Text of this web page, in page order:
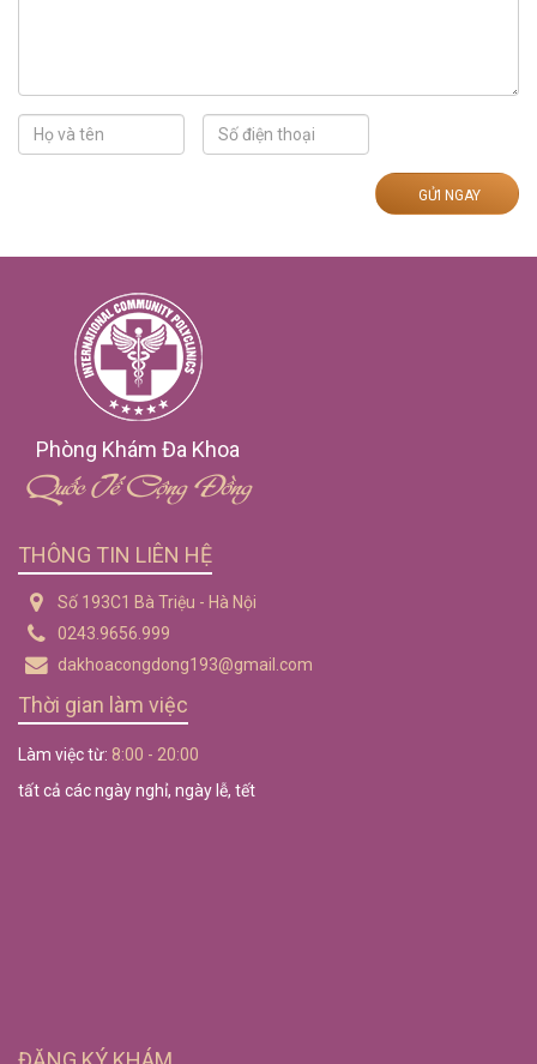
GỬI NGAY
Phòng Khám Đa Khoa
Quốc Tế Cộng Đồng
THÔNG TIN LIÊN HỆ
Số 193C1 Bà Triệu - Hà Nội
0243.9656.999
dakhoacongdong193@gmail.com
Thời gian làm việc
Làm việc từ: 8:00 - 20:00
tất cả các ngày nghỉ, ngày lễ, tết